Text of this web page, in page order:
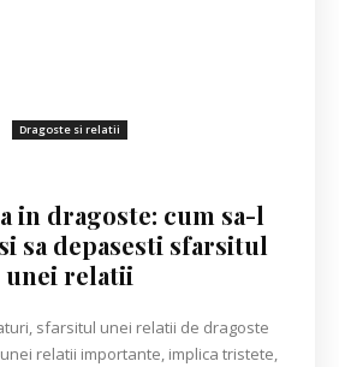
Dragoste si relatii
in dragoste: cum sa-l
sa depasesti sfarsitul
unei relatii
sfarsitul unei relatii de dragoste
relatii importante, implica tristete,